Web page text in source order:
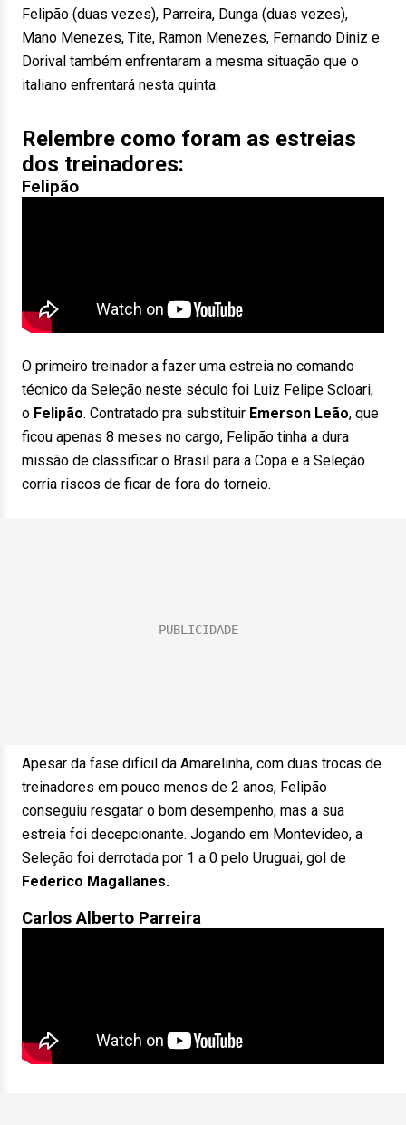
Felipão (duas vezes), Parreira, Dunga (duas vezes),
Mano Menezes, Tite, Ramon Menezes, Fernando Diniz e
Dorival também enfrentaram a mesma situação que o
italiano enfrentará nesta quinta.
Relembre como foram as estreias
dos treinadores:
Felipão
O primeiro treinador a fazer uma estreia no comando
técnico da Seleção neste século foi Luiz Felipe Scloari,
o Felipão. Contratado pra substituir Emerson Leão, que
ficou apenas 8 meses no cargo, Felipão tinha a dura
missão de classificar o Brasil para a Copa e a Seleção
corria riscos de ficar de fora do torneio.
Apesar da fase difícil da Amarelinha, com duas trocas de
treinadores em pouco menos de 2 anos, Felipão
conseguiu resgatar o bom desempenho, mas a sua
estreia foi decepcionante. Jogando em Montevideo, a
Seleção foi derrotada por 1 a 0 pelo Uruguai, gol de
Federico Magallanes.
Carlos Alberto Parreira